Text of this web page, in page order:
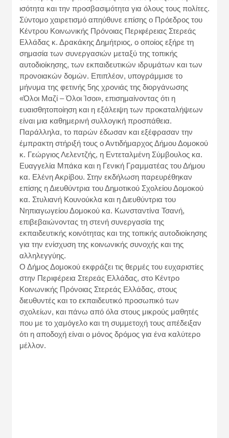
ισότητα και την προσβασιμότητα για όλους τους πολίτες.
Σύντομο χαιρετισμό απηύθυνε επίσης ο Πρόεδρος του
Κέντρου Κοινωνικής Πρόνοιας Περιφέρειας Στερεάς
Ελλάδας κ. Δρακάκης Δημήτριος, ο οποίος εξήρε τη
σημασία των συνεργασιών μεταξύ της τοπικής
αυτοδιοίκησης, των εκπαιδευτικών ιδρυμάτων και των
προνοιακών δομών. Επιπλέον, υπογράμμισε το
μήνυμα της φετινής 5ης χρονιάς της διοργάνωσης
«Όλοι Μαζί – Όλοι Ίσοι», επισημαίνοντας ότι η
ευαισθητοποίηση και η εξάλειψη των προκαταλήψεων
είναι μια καθημερινή συλλογική προσπάθεια.
Παράλληλα, το παρών έδωσαν και εξέφρασαν την
έμπρακτη στήριξή τους ο Αντιδήμαρχος Δήμου Δομοκού
κ. Γεώργιος Λελεντζής, η Εντεταλμένη Σύμβουλος κα.
Ευαγγελία Μπάκα και η Γενική Γραμματέας του Δήμου
κα. Ελένη Ακρίβου. Στην εκδήλωση παρευρέθηκαν
επίσης η Διευθύντρια του Δημοτικού Σχολείου Δομοκού
κα. Στυλιανή Κουνούκλα και η Διευθύντρια του
Νηπιαγωγείου Δομοκού κα. Κωνσταντίνα Τσανή,
επιβεβαιώνοντας τη στενή συνεργασία της
εκπαιδευτικής κοινότητας και της τοπικής αυτοδιοίκησης
για την ενίσχυση της κοινωνικής συνοχής και της
αλληλεγγύης.
Ο Δήμος Δομοκού εκφράζει τις θερμές του ευχαριστίες
στην Περιφέρεια Στερεάς Ελλάδας, στο Κέντρο
Κοινωνικής Πρόνοιας Στερεάς Ελλάδας, στους
διευθυντές και το εκπαιδευτικό προσωπικό των
σχολείων, και πάνω από όλα στους μικρούς μαθητές
που με το χαμόγελο και τη συμμετοχή τους απέδειξαν
ότι η αποδοχή είναι ο μόνος δρόμος για ένα καλύτερο
μέλλον.